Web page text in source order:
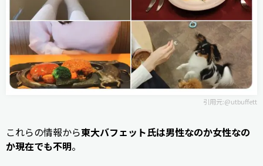
引用元:@utbuffett
これらの情報から東大バフェット氏は男性なのか女性なの
か現在でも不明。